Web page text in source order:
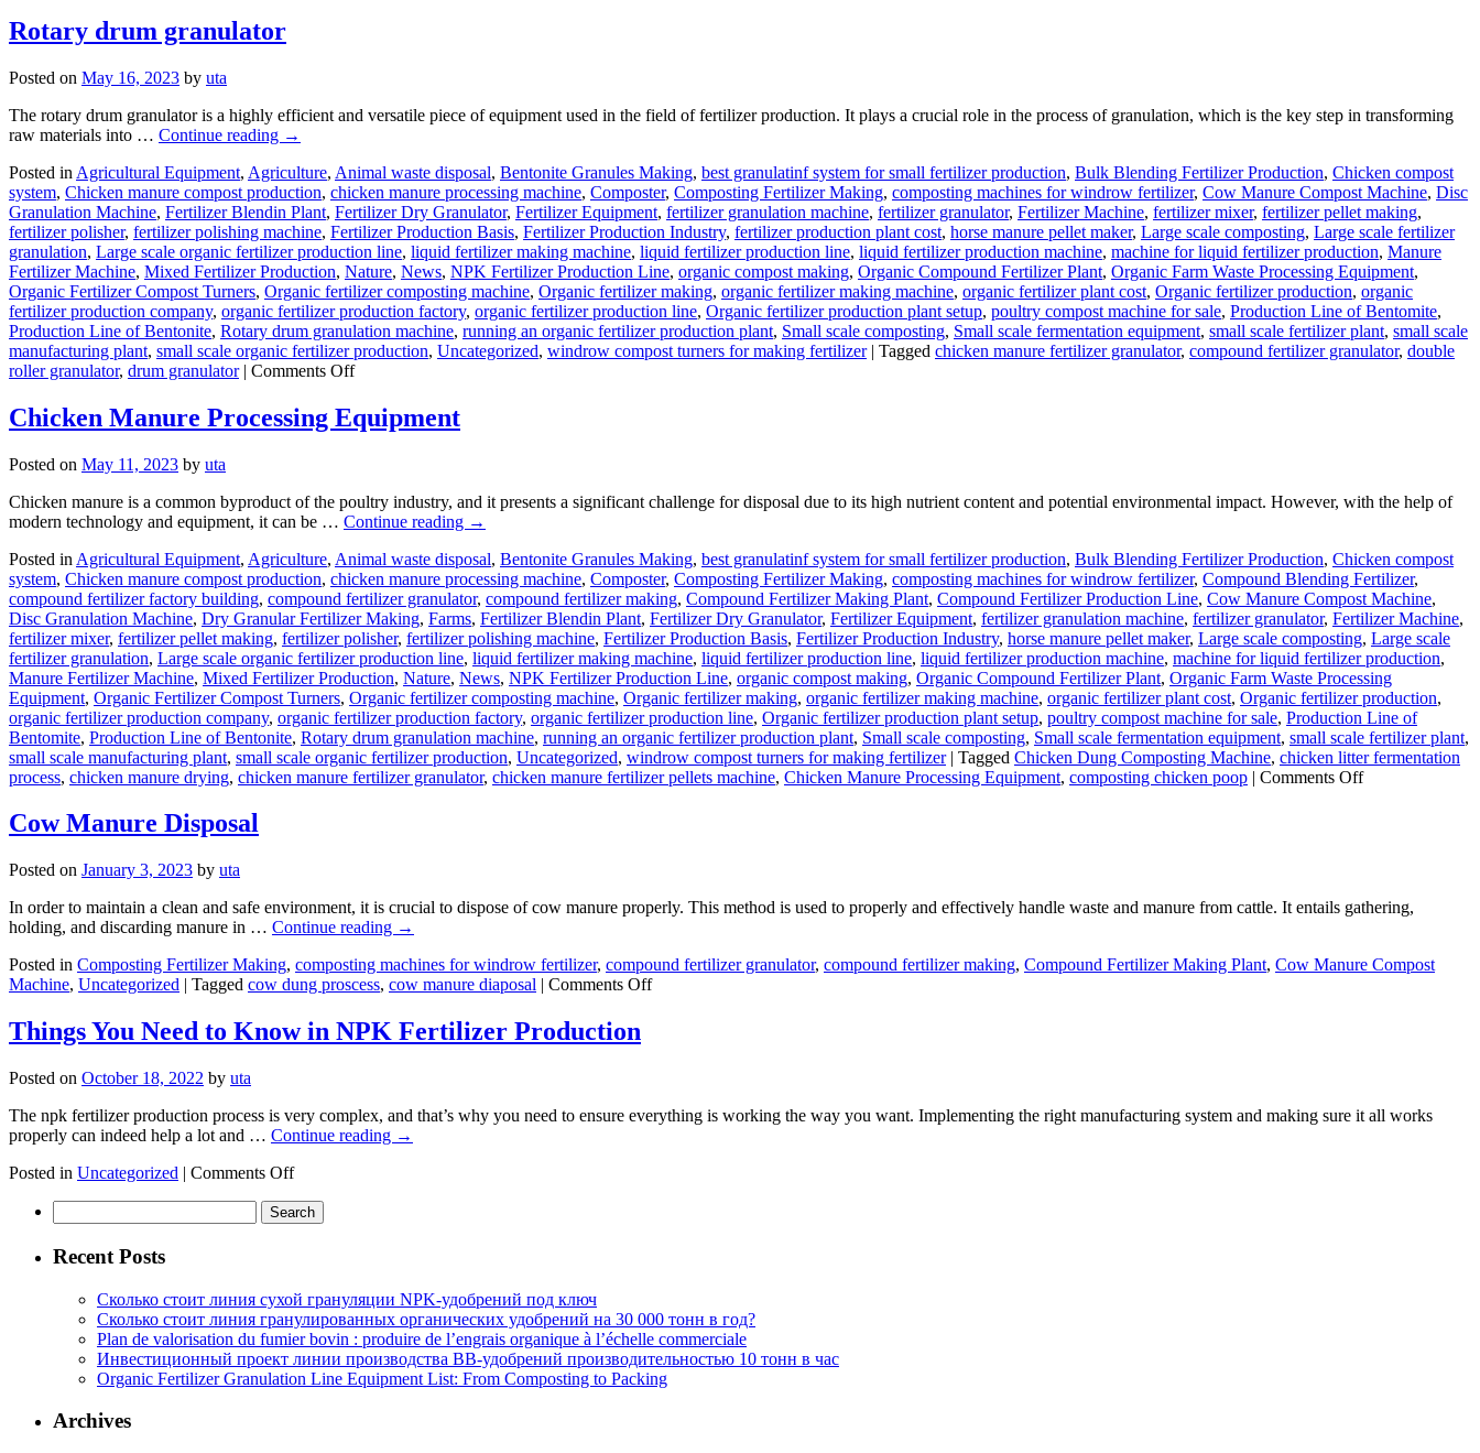
Fertilizantes
Pequeña
Escala
Rotary drum granulator
Posted on May 16, 2023 by uta
The rotary drum granulator is a highly efficient and versatile piece of equipment used in the field of fertilizer production. It plays a crucial role in the process of granulation, which is the key step in transforming
raw materials into … Continue reading →
Posted in Agricultural Equipment, Agriculture, Animal waste disposal, Bentonite Granules Making, best granulatinf system for small fertilizer production, Bulk Blending Fertilizer Production, Chicken compost
system, Chicken manure compost production, chicken manure processing machine, Composter, Composting Fertilizer Making, composting machines for windrow fertilizer, Cow Manure Compost Machine, Disc
Granulation Machine, Fertilizer Blendin Plant, Fertilizer Dry Granulator, Fertilizer Equipment, fertilizer granulation machine, fertilizer granulator, Fertilizer Machine, fertilizer mixer, fertilizer pellet making,
fertilizer polisher, fertilizer polishing machine, Fertilizer Production Basis, Fertilizer Production Industry, fertilizer production plant cost, horse manure pellet maker, Large scale composting, Large scale fertilizer
granulation, Large scale organic fertilizer production line, liquid fertilizer making machine, liquid fertilizer production line, liquid fertilizer production machine, machine for liquid fertilizer production, Manure
Fertilizer Machine, Mixed Fertilizer Production, Nature, News, NPK Fertilizer Production Line, organic compost making, Organic Compound Fertilizer Plant, Organic Farm Waste Processing Equipment,
Organic Fertilizer Compost Turners, Organic fertilizer composting machine, Organic fertilizer making, organic fertilizer making machine, organic fertilizer plant cost, Organic fertilizer production, organic
fertilizer production company, organic fertilizer production factory, organic fertilizer production line, Organic fertilizer production plant setup, poultry compost machine for sale, Production Line of Bentomite,
Production Line of Bentonite, Rotary drum granulation machine, running an organic fertilizer production plant, Small scale composting, Small scale fermentation equipment, small scale fertilizer plant, small scale
manufacturing plant, small scale organic fertilizer production, Uncategorized, windrow compost turners for making fertilizer | Tagged chicken manure fertilizer granulator, compound fertilizer granulator, double
roller granulator, drum granulator | Comments Offon
drum
granulator
Chicken Manure Processing Equipment
Posted on May 11, 2023 by uta
Chicken manure is a common byproduct of the poultry industry, and it presents a significant challenge for disposal due to its high nutrient content and potential environmental impact. However, with the help of
modern technology and equipment, it can be … Continue reading →
Posted in Agricultural Equipment, Agriculture, Animal waste disposal, Bentonite Granules Making, best granulatinf system for small fertilizer production, Bulk Blending Fertilizer Production, Chicken compost
system, Chicken manure compost production, chicken manure processing machine, Composter, Composting Fertilizer Making, composting machines for windrow fertilizer, Compound Blending Fertilizer,
compound fertilizer factory building, compound fertilizer granulator, compound fertilizer making, Compound Fertilizer Making Plant, Compound Fertilizer Production Line, Cow Manure Compost Machine,
Disc Granulation Machine, Dry Granular Fertilizer Making, Farms, Fertilizer Blendin Plant, Fertilizer Dry Granulator, Fertilizer Equipment, fertilizer granulation machine, fertilizer granulator, Fertilizer Machine,
fertilizer mixer, fertilizer pellet making, fertilizer polisher, fertilizer polishing machine, Fertilizer Production Basis, Fertilizer Production Industry, horse manure pellet maker, Large scale composting, Large scale
fertilizer granulation, Large scale organic fertilizer production line, liquid fertilizer making machine, liquid fertilizer production line, liquid fertilizer production machine, machine for liquid fertilizer production,
Manure Fertilizer Machine, Mixed Fertilizer Production, Nature, News, NPK Fertilizer Production Line, organic compost making, Organic Compound Fertilizer Plant, Organic Farm Waste Processing
Equipment, Organic Fertilizer Compost Turners, Organic fertilizer composting machine, Organic fertilizer making, organic fertilizer making machine, organic fertilizer plant cost, Organic fertilizer production,
organic fertilizer production company, organic fertilizer production factory, organic fertilizer production line, Organic fertilizer production plant setup, poultry compost machine for sale, Production Line of
Bentomite, Production Line of Bentonite, Rotary drum granulation machine, running an organic fertilizer production plant, Small scale composting, Small scale fermentation equipment, small scale fertilizer plant,
small scale manufacturing plant, small scale organic fertilizer production, Uncategorized, windrow compost turners for making fertilizer | Tagged Chicken Dung Composting Machine, chicken litter fermentation
process, chicken manure drying, chicken manure fertilizer granulator, chicken manure fertilizer pellets machine, Chicken Manure Processing Equipment, composting chicken poop | Comments Offon
Cow Manure Disposal
Posted on January 3, 2023 by uta
In order to maintain a clean and safe environment, it is crucial to dispose of cow manure properly. This method is used to properly and effectively handle waste and manure from cattle. It entails gathering,
holding, and discarding manure in … Continue reading →
Posted in Composting Fertilizer Making, composting machines for windrow fertilizer, compound fertilizer granulator, compound fertilizer making, Compound Fertilizer Making Plant, Cow Manure Compost
Machine, Uncategorized | Tagged cow dung proscess, cow manure diaposal | Comments Offon
Things You Need to Know in NPK Fertilizer Production
Posted on October 18, 2022 by uta
The npk fertilizer production process is very complex, and that’s why you need to ensure everything is working the way you want. Implementing the right manufacturing system and making sure it all works
properly can indeed help a lot and … Continue reading →
Posted in Uncategorized | Comments Offon
You
in
NPK
Fertilizer
Production
for:
Recent Posts
Сколько стоит линия сухой грануляции NPK-удобрений под ключ
Сколько стоит линия гранулированных органических удобрений на 30 000 тонн в год?
Plan de valorisation du fumier bovin : produire de l’engrais organique à l’échelle commerciale
Инвестиционный проект линии производства BB-удобрений производительностью 10 тонн в час
Organic Fertilizer Granulation Line Equipment List: From Composting to Packing
Archives